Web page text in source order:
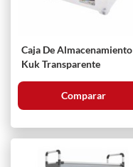
Caja De Almacenamiento
Kuk Transparente
Comparar